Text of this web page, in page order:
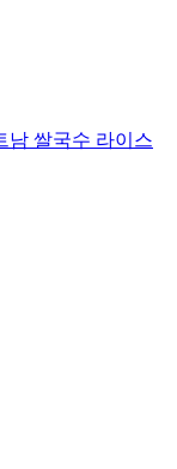
남 쌀국수 라이스